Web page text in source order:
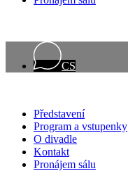
CS
Představení
Program a vstupenky
O divadle
Kontakt
Pronájem sálu